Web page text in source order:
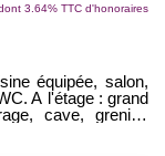
3.64% TTC d'honoraires
équipée, salon,
A l'étage : grand
cave, grenier,